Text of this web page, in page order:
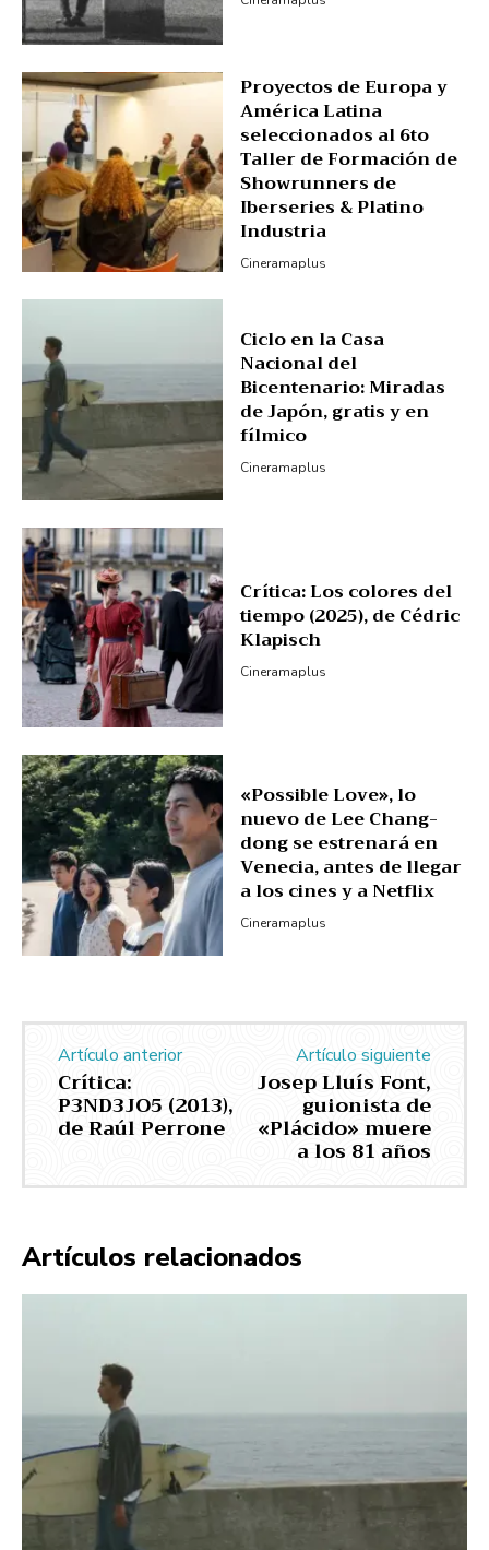
Proyectos de Europa y
América Latina
seleccionados al 6to
Taller de Formación de
Showrunners de
Iberseries & Platino
Industria
Cineramaplus
Ciclo en la Casa
Nacional del
Bicentenario: Miradas
de Japón, gratis y en
fílmico
Cineramaplus
Crítica: Los colores del
tiempo (2025), de Cédric
Klapisch
Cineramaplus
«Possible Love», lo
nuevo de Lee Chang-
dong se estrenará en
Venecia, antes de llegar
a los cines y a Netflix
Cineramaplus
Artículo anterior
Crítica:
P3ND3JO5 (2013),
de Raúl Perrone
Artículo siguiente
Josep Lluís Font,
guionista de
«Plácido» muere
a los 81 años
Artículos relacionados